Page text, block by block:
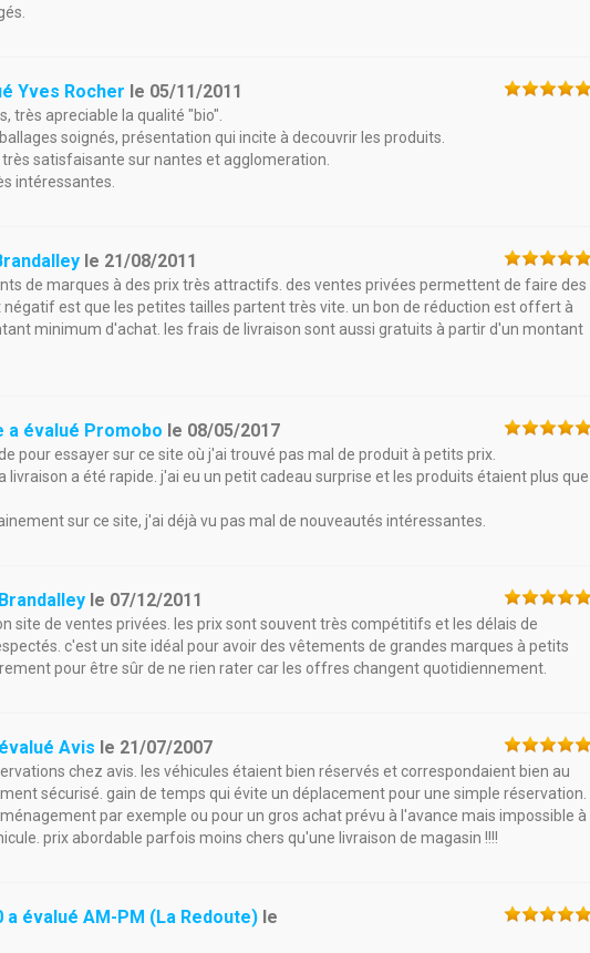
Yves Rocher le 05/11/2011
très apreciable la qualité "bio".
soignés, présentation qui incite à decouvrir les produits.
satisfaisante sur nantes et agglomeration.
intéressantes.
le 21/08/2011
de marques à des prix très attractifs. des ventes privées permettent de faire des
est que les petites tailles partent très vite. un bon de réduction est offert à
minimum d'achat. les frais de livraison sont aussi gratuits à partir d'un montant
a évalué Promobo le 08/05/2017
pour essayer sur ce site où j'ai trouvé pas mal de produit à petits prix.
livraison a été rapide. j'ai eu un petit cadeau surprise et les produits étaient plus que
sur ce site, j'ai déjà vu pas mal de nouveautés intéressantes.
le 07/12/2011
site de ventes privées. les prix sont souvent très compétitifs et les délais de
c'est un site idéal pour avoir des vêtements de grandes marques à petits
pour être sûr de ne rien rater car les offres changent quotidiennement.
Avis le 21/07/2007
chez avis. les véhicules étaient bien réservés et correspondaient bien au
sécurisé. gain de temps qui évite un déplacement pour une simple réservation.
par exemple ou pour un gros achat prévu à l'avance mais impossible à
prix abordable parfois moins chers qu'une livraison de magasin !!!!
a évalué AM-PM (La Redoute) le